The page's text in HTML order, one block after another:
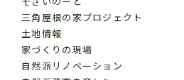
三角屋根の家プロジェクト
土地情報
家づくりの現場
自然派リノベーション